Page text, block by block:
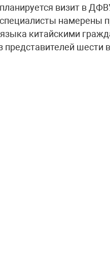
визит в
намерены
языка китайскими
представителей шести